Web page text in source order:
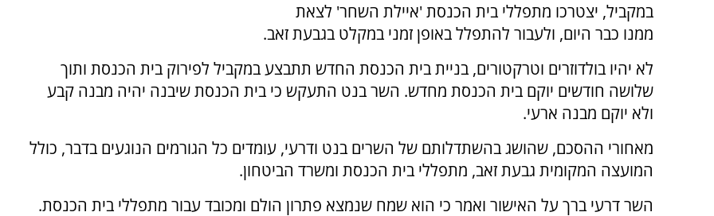
במקביל, יצטרכו מתפללי בית הכנסת 'איילת השחר' לצאת
ממנו כבר היום, ולעבור להתפלל באופן זמני במקלט בגבעת זאב.
לא יהיו בולדוזרים וטרקטורים, בניית בית הכנסת החדש תתבצע במקביל לפירוק בית הכנסת ותוך
שלושה חודשים יוקם בית הכנסת מחדש. השר בנט התעקש כי בית הכנסת שיבנה יהיה מבנה קבע
ולא יוקם מבנה ארעי.
מאחורי ההסכם, שהושג בהשתדלותם של השרים בנט ודרעי, עומדים כל הגורמים הנוגעים בדבר, כולל
המועצה המקומית גבעת זאב, מתפללי בית הכנסת ומשרד הביטחון.
השר דרעי ברך על האישור ואמר כי הוא שמח שנמצא פתרון הולם ומכובד עבור מתפללי בית הכנסת.